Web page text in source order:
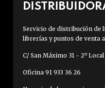
Servicio de distribución de
librerías y puntos de venta
C/ San Máximo 31 - 2º
Oficina 91 933 36 26